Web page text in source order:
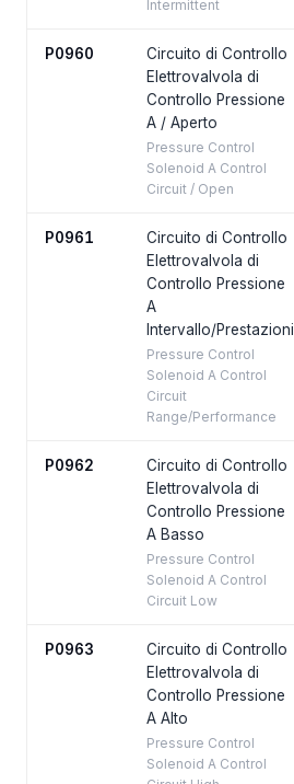
Intermittent
P0960
Circuito di Controllo
Elettrovalvola di
Controllo Pressione
A / Aperto
Pressure Control
Solenoid A Control
Circuit / Open
P0961
Circuito di Controllo
Elettrovalvola di
Controllo Pressione
A
Intervallo/Prestazioni
Pressure Control
Solenoid A Control
Circuit
Range/Performance
P0962
Circuito di Controllo
Elettrovalvola di
Controllo Pressione
A Basso
Pressure Control
Solenoid A Control
Circuit Low
P0963
Circuito di Controllo
Elettrovalvola di
Controllo Pressione
A Alto
Pressure Control
Solenoid A Control